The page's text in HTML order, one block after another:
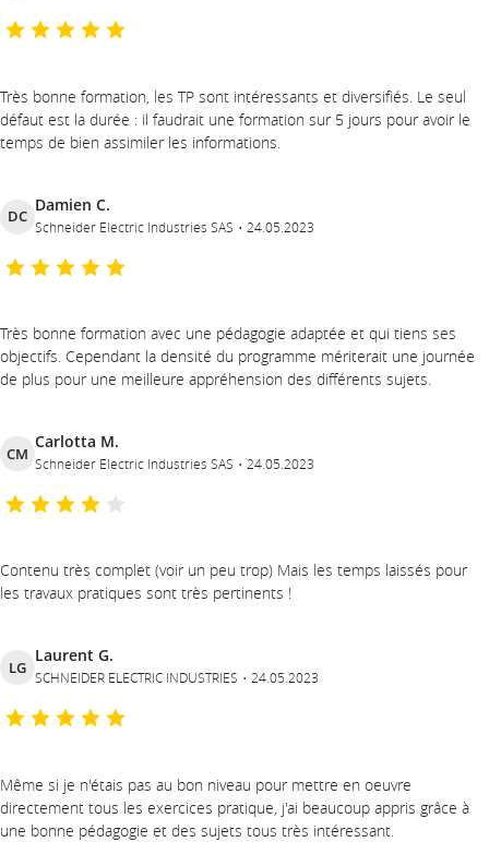
Très bonne formation, les TP sont intéressants et diversifiés. Le seul
défaut est la durée : il faudrait une formation sur 5 jours pour avoir le
temps de bien assimiler les informations.
DC
Damien C.
Schneider Electric Industries SAS 24.05.2023
Très bonne formation avec une pédagogie adaptée et qui tiens ses
objectifs. Cependant la densité du programme mériterait une journée
de plus pour une meilleure appréhension des différents sujets.
CM
Carlotta M.
Schneider Electric Industries SAS 24.05.2023
Contenu très complet (voir un peu trop) Mais les temps laissés pour
les travaux pratiques sont très pertinents !
LG
Laurent G.
SCHNEIDER ELECTRIC INDUSTRIES 24.05.2023
Même si je n'étais pas au bon niveau pour mettre en oeuvre
directement tous les exercices pratique, j'ai beaucoup appris grâce à
une bonne pédagogie et des sujets tous très intéressant.